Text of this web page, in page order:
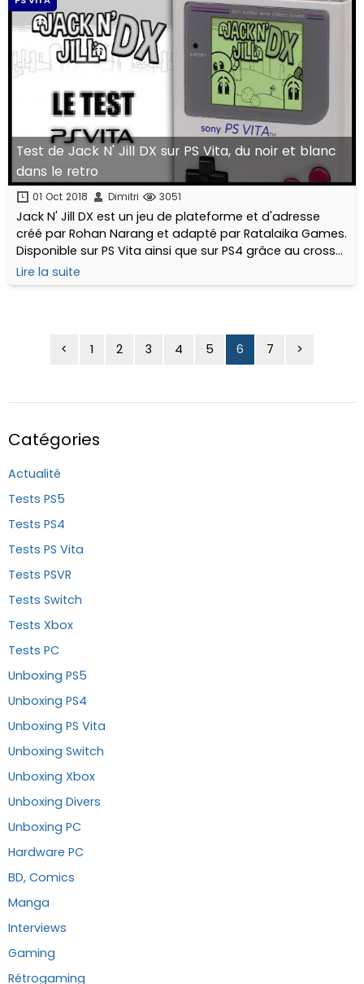
Test de Jack N' Jill DX sur PS Vita, du noir et blanc
dans le retro
01 Oct 2018 Dimitri 3051
Jack N' Jill DX est un jeu de plateforme et d'adresse
créé par Rohan Narang et adapté par Ratalaika Games.
Disponible sur PS Vita ainsi que sur PS4 grâce au cross-
buy.
Lire la suite
< 1 2 3 4 5 6 7 >
Catégories
Actualité
Tests PS5
Tests PS4
Tests PS Vita
Tests PSVR
Tests Switch
Tests Xbox
Tests PC
Unboxing PS5
Unboxing PS4
Unboxing PS Vita
Unboxing Switch
Unboxing Xbox
Unboxing Divers
Unboxing PC
Hardware PC
BD, Comics
Manga
Interviews
Gaming
Rétrogaming